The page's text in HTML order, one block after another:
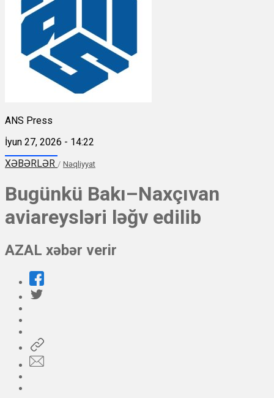
ANS Press
İyun 27, 2026 - 14:22
XƏBƏRLƏR / Nəqliyyat
Bugünkü Bakı–Naxçıvan
aviareysləri ləğv edilib
AZAL xəbər verir